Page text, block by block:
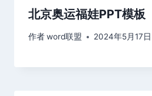
北京奥运福娃PPT模板
作者word联盟 2024年5月17日